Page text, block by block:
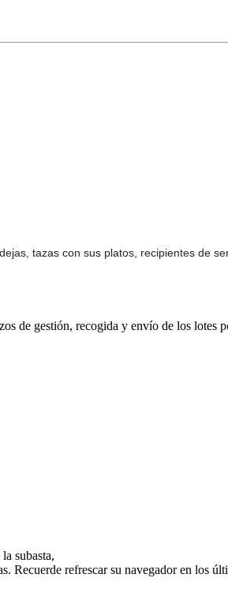
tazas con sus platos, recipientes de
de gestión, recogida y envío de los lotes
subasta,
Recuerde refrescar su navegador en los